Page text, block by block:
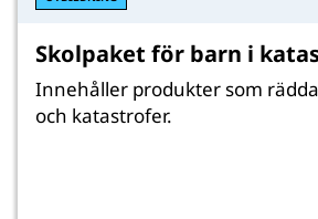
Skolpaket för barn i
Innehåller produkter som
och katastrofer.